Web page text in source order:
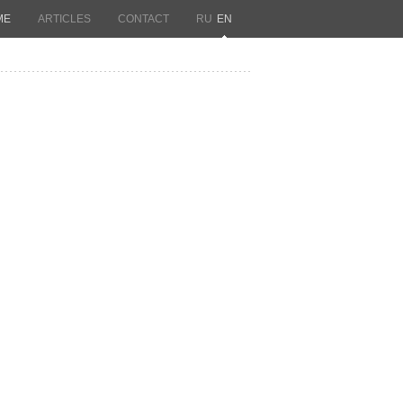
EN
RU
CONTACT
ARTICLES